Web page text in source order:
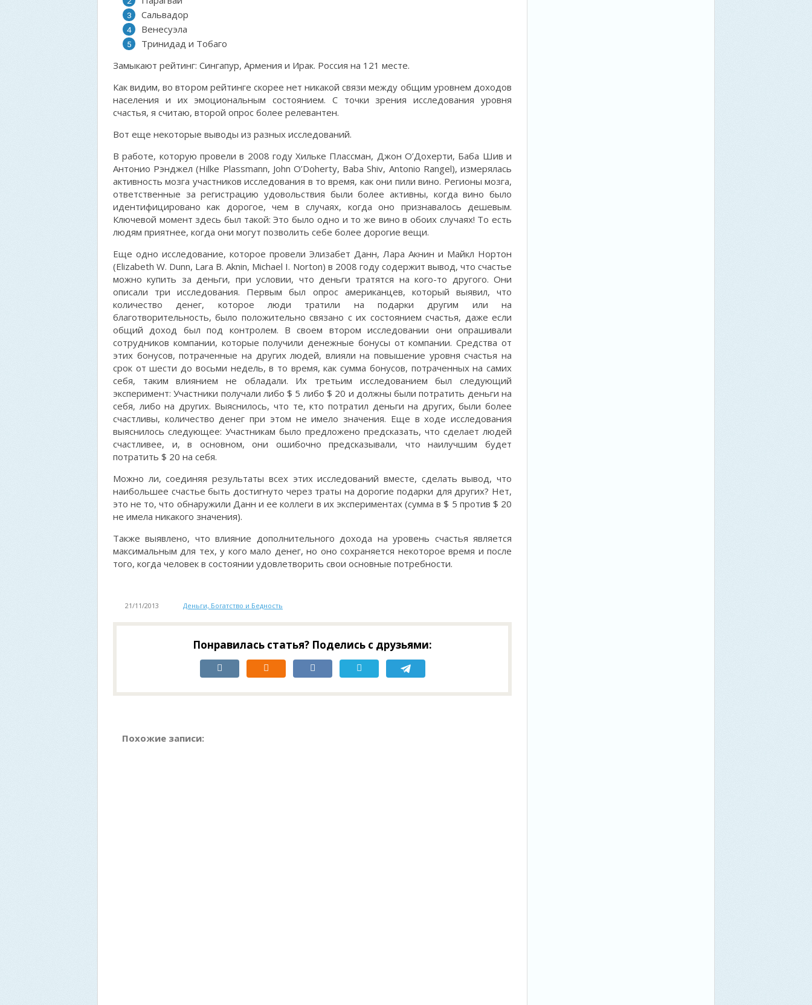
Сальвадор
Венесуэла
Тринидад и Тобаго
Замыкают рейтинг: Сингапур, Армения и Ирак. Россия на 121 месте.
Как видим, во втором рейтинге скорее нет никакой связи между общим уровнем доходов
населения и их эмоциональным состоянием. С точки зрения исследования уровня
счастья, я считаю, второй опрос более релевантен.
Вот еще некоторые выводы из разных исследований.
В работе, которую провели в 2008 году Хильке Плассман, Джон O’Дохерти, Баба Шив и
Антонио Рэнджел (Hilke Plassmann, John O’Doherty, Baba Shiv, Antonio Rangel), измерялась
активность мозга участников исследования в то время, как они пили вино. Регионы мозга,
ответственные за регистрацию удовольствия были более активны, когда вино было
идентифицировано как дорогое, чем в случаях, когда оно признавалось дешевым.
Ключевой момент здесь был такой: Это было одно и то же вино в обоих случаях! То есть
людям приятнее, когда они могут позволить себе более дорогие вещи.
Еще одно исследование, которое провели Элизабет Данн, Лара Акнин и Майкл Нортон
(Elizabeth W. Dunn, Lara B. Aknin, Michael I. Norton) в 2008 году содержит вывод, что счастье
можно купить за деньги, при условии, что деньги тратятся на кого-то другого. Они
описали три исследования. Первым был опрос американцев, который выявил, что
количество денег, которое люди тратили на подарки другим или на
благотворительность, было положительно связано с их состоянием счастья, даже если
общий доход был под контролем. В своем втором исследовании они опрашивали
сотрудников компании, которые получили денежные бонусы от компании. Средства от
этих бонусов, потраченные на других людей, влияли на повышение уровня счастья на
срок от шести до восьми недель, в то время, как сумма бонусов, потраченных на самих
себя, таким влиянием не обладали. Их третьим исследованием был следующий
эксперимент: Участники получали либо $ 5 либо $ 20 и должны были потратить деньги на
себя, либо на других. Выяснилось, что те, кто потратил деньги на других, были более
счастливы, количество денег при этом не имело значения. Еще в ходе исследования
выяснилось следующее: Участникам было предложено предсказать, что сделает людей
счастливее, и, в основном, они ошибочно предсказывали, что наилучшим будет
потратить $ 20 на себя.
Можно ли, соединяя результаты всех этих исследований вместе, сделать вывод, что
наибольшее счастье быть достигнуто через траты на дорогие подарки для других? Нет,
это не то, что обнаружили Данн и ее коллеги в их экспериментах (сумма в $ 5 против $ 20
не имела никакого значения).
Также выявлено, что влияние дополнительного дохода на уровень счастья является
максимальным для тех, у кого мало денег, но оно сохраняется некоторое время и после
того, когда человек в состоянии удовлетворить свои основные потребности.
21/11/2013 Деньги, Богатство и Бедность
Понравилась статья? Поделись с друзьями:
Похожие записи: